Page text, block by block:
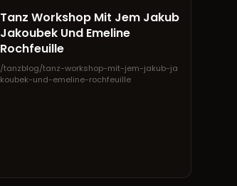
Tanz Workshop Mit Jem Jakub
Jakoubek Und Emeline
Rochfeuille
/tanzblog/tanz-workshop-mit-jem-jakub-ja
koubek-und-emeline-rochfeuille